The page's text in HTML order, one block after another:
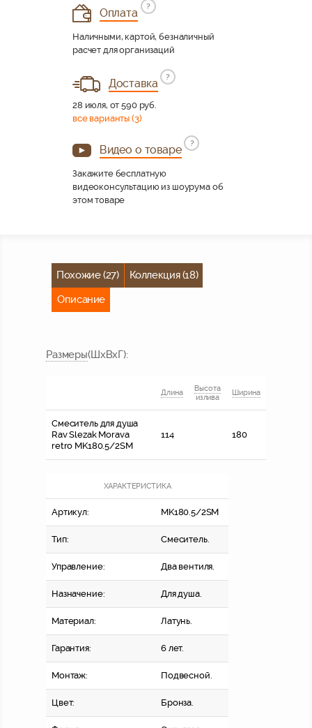
Оплата
?
Наличными, картой, безналичный
расчет для организаций
Доставка
?
28 июля, от 590 руб.
все варианты (3)
Видео о товаре
?
Закажите бесплатную
видеоконсультацию из шоурума об
этом товаре
Похожие (27)
Коллекция (18)
Описание
Размеры(ШхВхГ):
Длина
Высота
излива
Ширина
Смеситель для душа
Rav Slezak Morava
retro MK180.5/2SM
114 180
ХАРАКТЕРИСТИКА
Артикул: MK180.5/2SM
Тип: Смеситель.
Управление: Два вентиля.
Назначение: Для душа.
Материал: Латунь.
Гарантия: 6 лет.
Монтаж: Подвесной.
Цвет: Бронза.